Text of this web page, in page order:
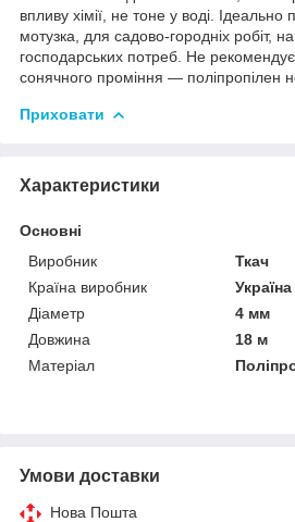
впливу хімії, не тоне у воді. Ідеально
мотузка, для садово-городніх робіт,
господарських потреб. Не
сонячного проміння — поліпропілен
Приховати
Характеристики
Основні
Виробник
Ткач
Країна виробник
Україна
Діаметр
4 мм
Довжина
18 м
Матеріал
Умови доставки
Нова Пошта